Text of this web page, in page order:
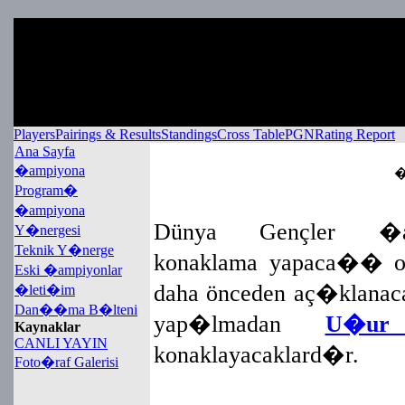
PlayersPairings & ResultsStandingsCross TablePGNRating Report
Ana Sayfa
�ampiyona
Program�
�ampiyona
Y�nergesi
Teknik Y�nerge
Eski �ampiyonlar
�leti�im
Dan��ma B�lteni
Kaynaklar
CANLI YAYIN
Foto�raf Galerisi
Dünya Gençler
konaklama yapaca��
daha önceden
yap�lmadan
konaklayacaklard�r.